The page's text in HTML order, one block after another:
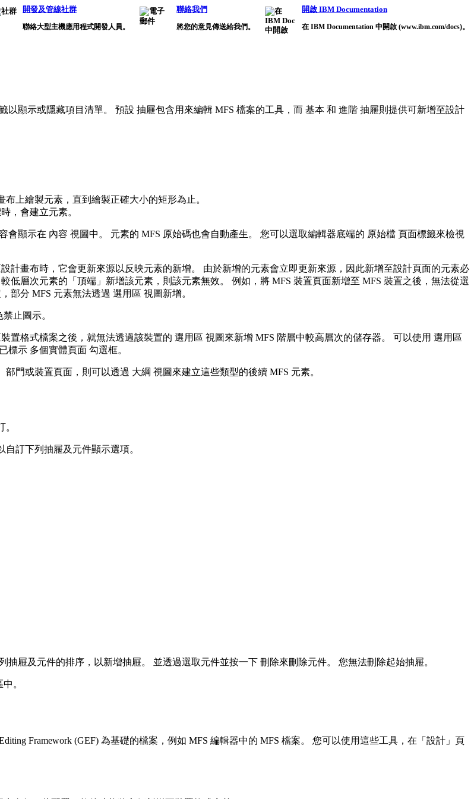
開發及管線社群
聯絡大型主機應用程式開發人員。
聯絡我們
將您的意見傳送給我們。
開啟 IBM Documentation
在 IBM Documentation 中開啟 (www.ibm.com/docs)。
以顯示或隱藏項目清單。 預設 抽屜包含用來編輯 MFS 檔案的工具，而 基本 和 進階 抽屜則提供可新增至設計
上繪製元素，直到繪製正確大小的矩形為止。
，會建立元素。
會顯示在 內容 視圖中。 元素的 MFS 原始碼也會自動產生。 您可以選取編輯器底端的 原始檔 頁面標籤來檢視
計畫布時，它會更新來源以反映元素的新增。 由於新增的元素會立即更新來源，因此新增至設計頁面的元素必
低層次元素的「頂端」新增該元素，則該元素無效。 例如，將 MFS 裝置頁面新增至 MFS 裝置之後，無法從選
部分 MFS 元素無法透過 選用區 視圖新增。
止圖示。
置格式檔案之後，就無法透過該裝置的 選用區 視圖來新增 MFS 階層中較高層次的儲存器。 可以使用 選用區
標示 多個實體頁面 勾選框。
部門或裝置頁面，則可以透過 大綱 視圖來建立這些類型的後續 MFS 元素。
。
訂下列抽屜及元件顯示選項。
抽屜及元件的排序，以新增抽屜。 並透過選取元件並按一下 刪除來刪除元件。 您無法刪除起始抽屜。
。
Framework (GEF) 為基礎的檔案，例如 MFS 編輯器中的 MFS 檔案。 您可以使用這些工具，在「設計」頁